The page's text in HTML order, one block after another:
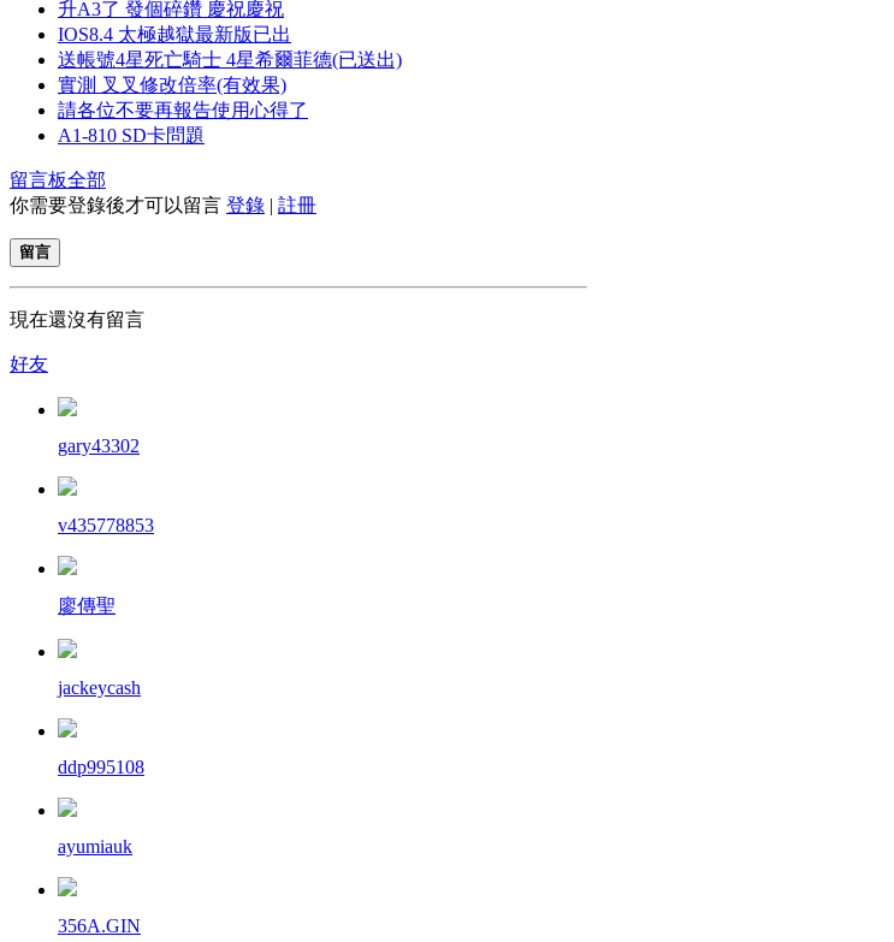
升A3了 發個碎鑽 慶祝慶祝
IOS8.4 太極越獄最新版已出
送帳號4星死亡騎士 4星希爾菲德(已送出)
實測 叉叉修改倍率(有效果)
請各位不要再報告使用心得了
A1-810 SD卡問題
留言板全部
你需要登錄後才可以留言 登錄 | 註冊
留言
現在還沒有留言
好友
gary43302
v435778853
廖傳聖
jackeycash
ddp995108
ayumiauk
356A.GIN